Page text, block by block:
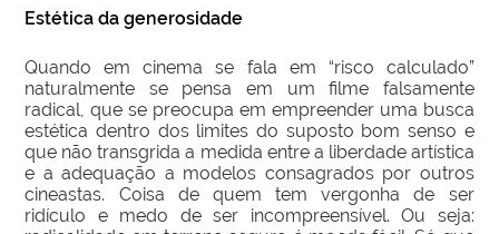
Estética da generosidade
Quando em cinema se fala em “risco calculado”
naturalmente se pensa em um filme falsamente
radical, que se preocupa em empreender uma busca
estética dentro dos limites do suposto bom senso e
que não transgrida a medida entre a liberdade artística
e a adequação a modelos consagrados por outros
cineastas. Coisa de quem tem vergonha de ser
ridículo e medo de ser incompreensível. Ou seja: